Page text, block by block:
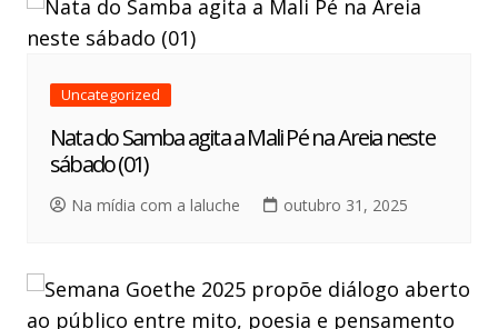
Uncategorized
Nata do Samba agita a Mali Pé na Areia neste
sábado (01)
Na mídia com a laluche outubro 31, 2025